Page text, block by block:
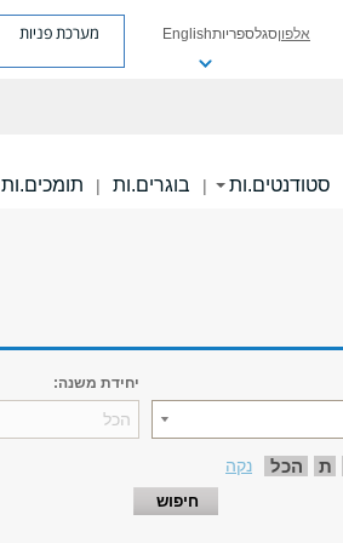
אלפוןסגלספריותEnglish מערכת פניות
סטודנטים.ות | בוגרים.ות | תומכים.ות
יחידת משנה:
הכל
ת הכל נקה